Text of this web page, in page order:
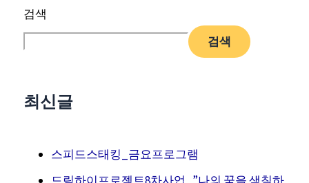
검색
검색
최신글
스피드스태킹_금요프로그램